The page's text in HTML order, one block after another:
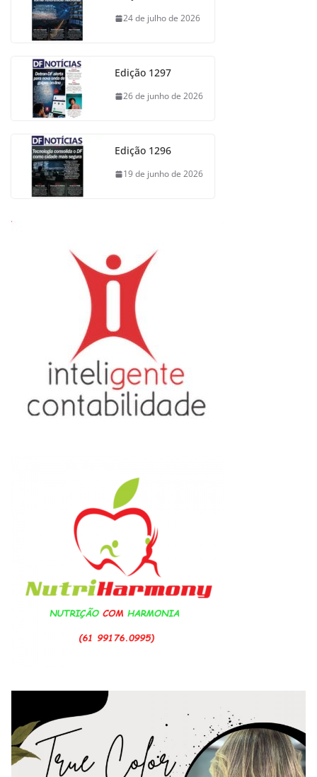
24 de julho de 2026
Edição 1297
26 de junho de 2026
Edição 1296
19 de junho de 2026